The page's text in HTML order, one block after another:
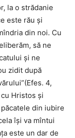
la o strădanie
este rău şi
din noi. Cu
să ne
şi ne
zidit după
4,
Hristos şi
din iubire
îşi va mîntui
este un dar de